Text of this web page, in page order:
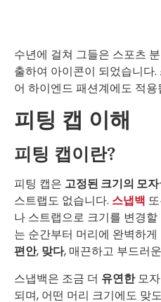
수년에 걸쳐 그들은 스포츠
출하여 아이콘이 되었습니다.
어 하이엔드 패션계에도 적용
피팅 캡 이해
피팅 캡이란?
피팅 캡은 고정된 크기의 모자
스트랩도 없습니다. 스냅백
나 스트랩으로 크기를 변경
는 순간부터 머리에 완벽하
편안, 맞다, 매끈하고 부드러
스냅백은 조금 더 유연한모자
되며, 어떤 머리 크기에도 맞